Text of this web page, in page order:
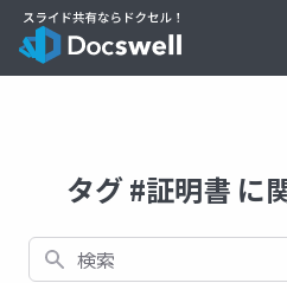
タグ #証明書 に
検索